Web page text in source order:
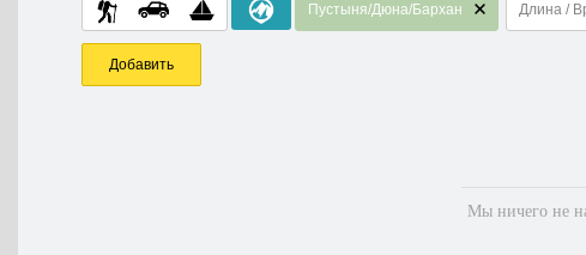
Пустыня/Дюна/Бархан Длина /
Добавить
Мы ничего не